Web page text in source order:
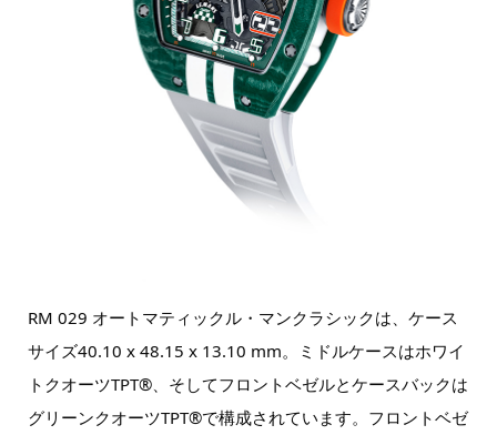
RM 029 オートマティックル・マンクラシックは、ケース
サイズ40.10 x 48.15 x 13.10 mm。ミドルケースはホワイ
トクオーツTPT®、そしてフロントベゼルとケースバックは
グリーンクオーツTPT®で構成されています。フロントベゼ